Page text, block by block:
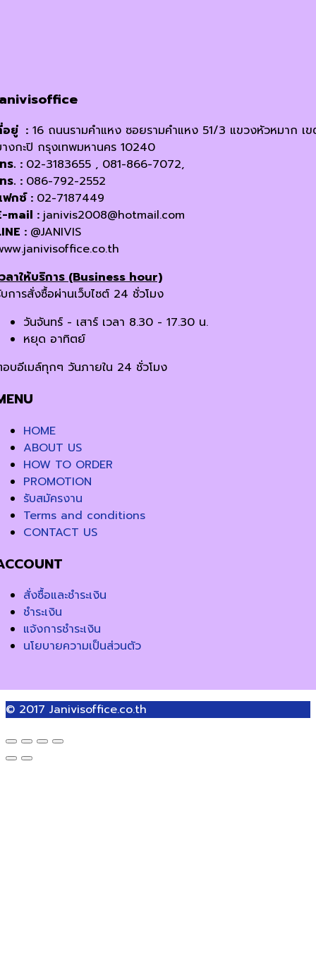
อยู่ : 16 ถนนรามคำแหง ซอยรามคำแหง 51/3 แขวงหัวหมาก เ
งกะปิ กรุงเทพมหานคร 10240
ร. : 02-3183655 , 081-866-7072,
ร. : 086-792-2552
กซ์ : 02-7187449
mail : janivis2008@hotmail.com
: @JANIVIS
ลาให้บริการ (Business hour)
การสั่งซื้อผ่านเว็บไซต์ 24 ชั่วโมง
วันจันทร์ - เสาร์ เวลา 8.30 - 17.30 น.
หยุด อาทิตย์
บอีเมล์ทุกๆ วันภายใน 24 ชั่วโมง
HOME
ABOUT US
HOW TO ORDER
PROMOTION
รับสมัครงาน
Terms and conditions
CONTACT US
สั่งซื้อและชำระเงิน
ชำระเงิน
แจ้งการชำระเงิน
นโยบายความเป็นส่วนตัว
© 2017 Janivisoffice.co.th